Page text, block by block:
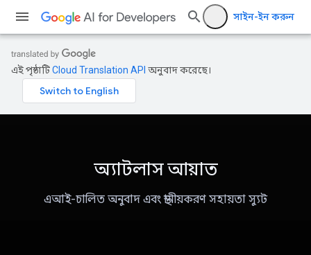
সাইন-ইন করুন
এই পৃষ্ঠাটিCloud Translation API অনুবাদ করেছে।
অ্যাটলাস আয়াত
এআই-চালিত অনুবাদ এবং স্থানীয়করণ সহায়তা স্যুট